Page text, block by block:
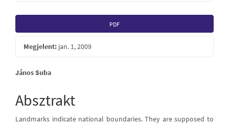
Article
Sidebar
PDF
Megjelent: jan. 1, 2009
Main
Article
Content
János Suba
Absztrakt
Landmarks indicate national boundaries. They are supposed to